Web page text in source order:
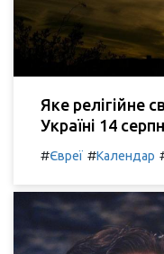
Яке релігійне
Україні 14
#Євреї #Календар